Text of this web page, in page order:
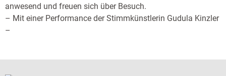
anwesend und freuen sich über Besuch.
– Mit einer Performance der Stimmkünstlerin Gudula Kinzler
–